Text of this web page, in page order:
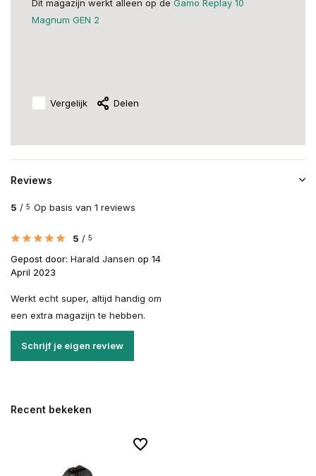
Dit magazijn werkt alleen op de Gamo Replay 10
Magnum GEN 2
Vergelijk Delen
Reviews
5 / 5 Op basis van 1 reviews
5 / 5
Gepost door: Harald Jansen op 14
April 2023
Werkt echt super, altijd handig om
een extra magazijn te hebben.
Schrijf je eigen review
Recent bekeken